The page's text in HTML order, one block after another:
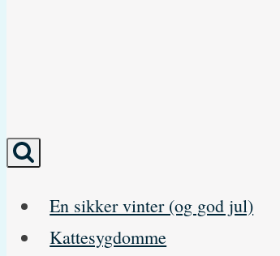
En sikker vinter (og god jul)
Kattesygdomme